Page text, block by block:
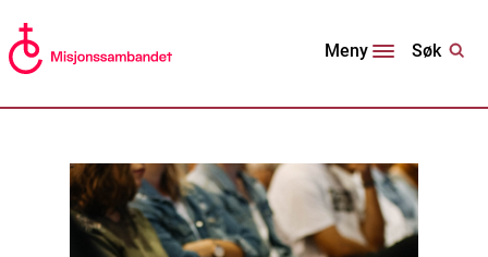
Meny Søk